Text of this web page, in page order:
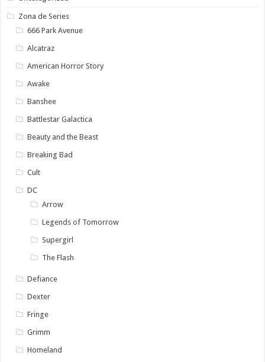
Zona de Series
666 Park Avenue
Alcatraz
American Horror Story
Awake
Banshee
Battlestar Galactica
Beauty and the Beast
Breaking Bad
Cult
DC
Arrow
Legends of Tomorrow
Supergirl
The Flash
Defiance
Dexter
Fringe
Grimm
Homeland